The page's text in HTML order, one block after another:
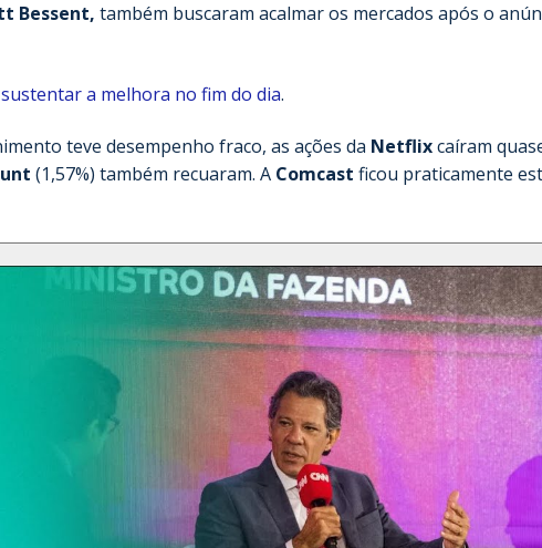
Bessent, também buscaram acalmar os mercados após o
a melhora no fim do dia.
teve desempenho fraco, as ações da Netflixcaíram
(1,57%) também recuaram. A Comcast ficou praticamente